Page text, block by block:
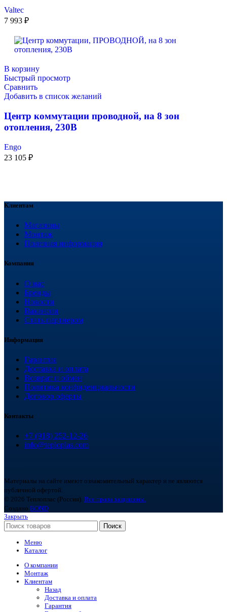
Valtec
7 993 ₽
В корзину
Быстрый просмотр
Сравнить
Добавить в список желаний
Центр коммутации проводной, на 8 зон
отопления, 230В
Engo
23 105 ₽
Клиентам
Магазины
Монтаж
Полезная информация
Компания
О нас
Бренды
Новости
Вакансии
Стать партнером
Информация
Гарантия
Доставка и оплата
Возврат и обмен
Политика конфиденциальности
Договор оферты
Контакты
+7 (918) 252-12-26
info@teploplas.com
Материалы на сайте имеют ознакомительный характер и не являются
публичной офертой.
© 2026 Теплоплас (Россия). Все права защищены.
Создано BOND
Закрыть
Поиск
Меню
Каталог
О компании
Монтаж
Клиентам
Назад
Доставка и оплата
Гарантия